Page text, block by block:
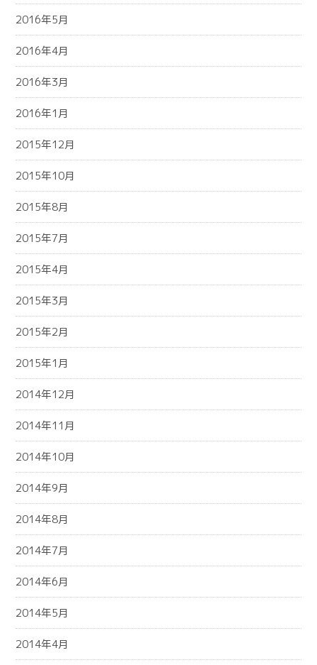
2016年5月
2016年4月
2016年3月
2016年1月
2015年12月
2015年10月
2015年8月
2015年7月
2015年4月
2015年3月
2015年2月
2015年1月
2014年12月
2014年11月
2014年10月
2014年9月
2014年8月
2014年7月
2014年6月
2014年5月
2014年4月